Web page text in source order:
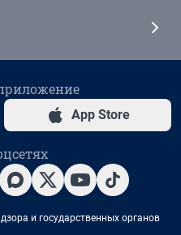
App Store
и государственных органов